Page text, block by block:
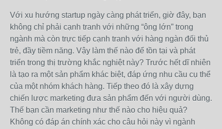
Với xu hướng startup ngày càng phát triển, giờ đây, bạn
không chỉ phải cạnh tranh với những “ông lớn” trong
ngành mà còn trực tiếp cạnh tranh với hàng ngàn đối thủ
trẻ, đầy tiềm năng. Vậy làm thế nào để tồn tại và phát
triển trong thị trường khắc nghiệt này? Trước hết dĩ nhiên
là tạo ra một sản phẩm khác biệt, đáp ứng nhu cầu cụ thể
của một nhóm khách hàng. Tiếp theo đó là xây dựng
chiến lược marketing đưa sản phẩm đến với người dùng.
Thế bạn cần marketing như thế nào cho hiệu quả?
Không có đáp án chính xác cho câu hỏi này vì ngành